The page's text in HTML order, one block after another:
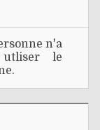
n'a
utliser le